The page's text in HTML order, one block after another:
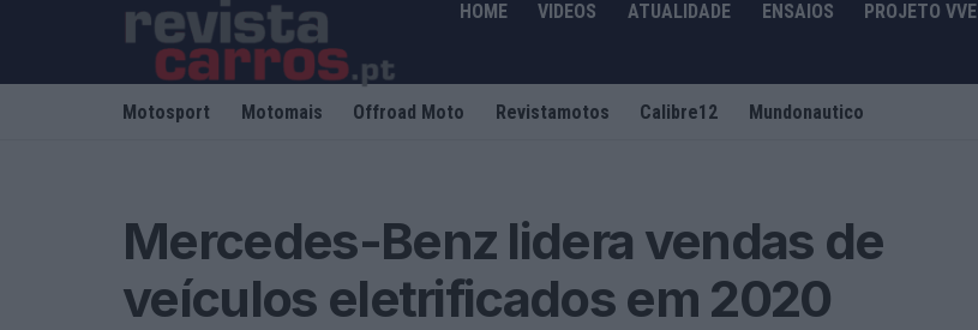
HOME VIDEOS ATUALIDADE ENSAIOS PROJETO VVE
Motosport Motomais Offroad Moto Revistamotos Calibre12 Mundonautico
Mercedes-Benz lidera vendas de
veículos eletrificados em 2020